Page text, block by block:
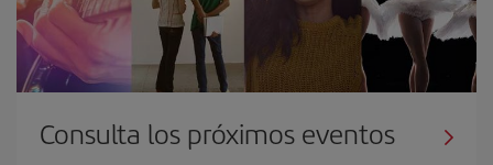
Consulta los próximos eventos